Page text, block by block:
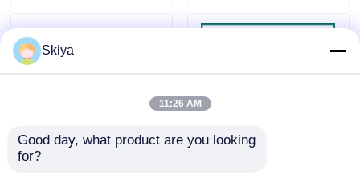
모든 케이스
Skiya
11:26 AM
Good day, what product are you looking
for?